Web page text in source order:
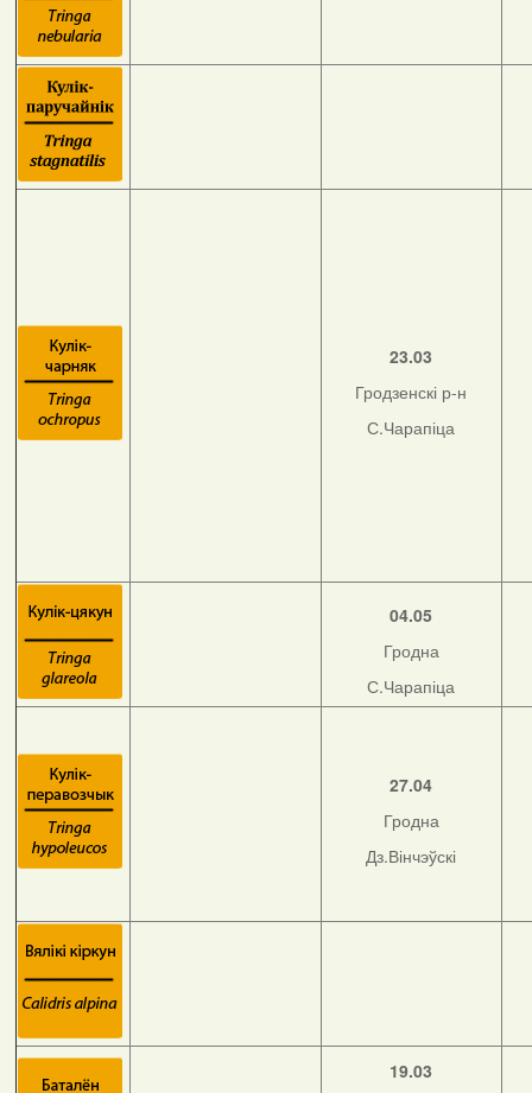
23.03
Гродзенскі р-н
С.Чарапіца
04.05
Гродна
С.Чарапіца
27.04
Гродна
Дз.Вінчэўскі
19.03